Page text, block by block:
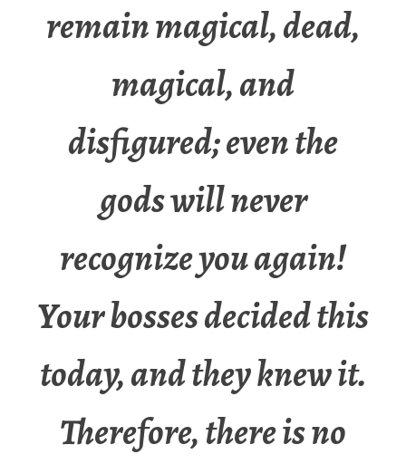
remain magical, dead,
magical, and
disfigured; even the
gods will never
recognize you again!
Your bosses decided this
today, and they knew it.
Therefore, there is no